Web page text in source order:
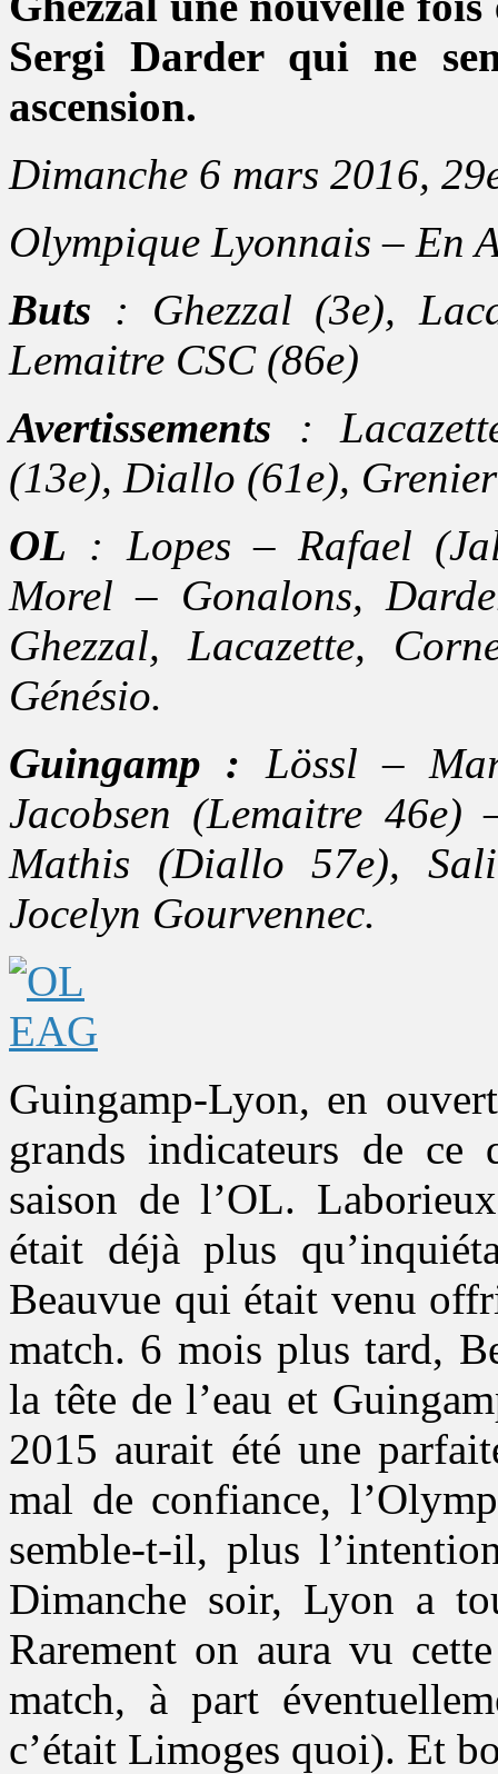
Sergi Darder qui ne
ascension.
Dimanche 6 mars 2016,
Olympique Lyonnais – En
Buts : Ghezzal (3e),
Lemaitre CSC (86e)
Avertissements
:
(13e), Diallo (61e),
OL : Lopes – Rafael
Morel – Gonalons,
Ghezzal, Lacazette,
Génésio.
Guingamp : Lössl –
Jacobsen (Lemaitre 46e)
Mathis (Diallo 57e),
Jocelyn Gourvennec.
Guingamp-Lyon, en
grands indicateurs de ce
saison de l’OL.
était déjà plus
Beauvue qui était venu
match. 6 mois plus tard,
la tête de l’eau et
2015 aurait été une
mal de confiance,
semble-t-il, plus
Dimanche soir, Lyon a
Rarement on aura vu
match, à part
c’était Limoges quoi). Et